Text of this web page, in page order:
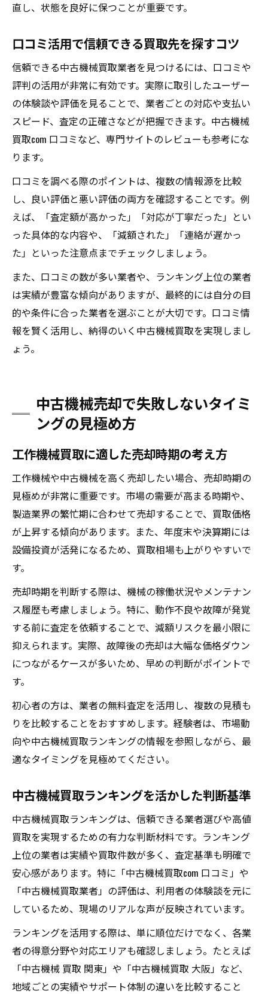
直し、状態を良好に保つことが重要です。
口コミ活用で信頼できる買取先を探すコツ
信頼できる中古機械買取業者を見つけるには、口コミや
評判の活用が非常に有効です。実際に取引したユーザー
の体験談や評価を見ることで、業者ごとの対応や支払い
スピード、査定の正確さなどが把握できます。中古機械
買取com 口コミなど、専門サイトのレビューも参考にな
ります。
口コミを調べる際のポイントは、複数の情報源を比較
し、良い評価と悪い評価の両方を確認することです。例
えば、「査定額が高かった」「対応が丁寧だった」とい
った具体的な内容や、「減額された」「連絡が遅かっ
た」といった注意点までチェックしましょう。
また、口コミの数が多い業者や、ランキング上位の業者
は実績が豊富な傾向がありますが、最終的には自分の目
的や条件に合った業者を選ぶことが大切です。口コミ情
報を賢く活用し、納得のいく中古機械買取を実現しまし
ょう。
中古機械売却で失敗しないタイミ
ングの見極め方
工作機械買取に適した売却時期の考え方
工作機械や中古機械を高く売却したい場合、売却時期の
見極めが非常に重要です。市場の需要が高まる時期や、
製造業界の繁忙期に合わせて売却することで、買取価格
が上昇する傾向があります。また、年度末や決算期には
設備投資が活発になるため、買取相場も上がりやすいで
す。
売却時期を判断する際は、機械の稼働状況やメンテナン
ス履歴も考慮しましょう。特に、動作不良や故障が発覚
する前に査定を依頼することで、減額リスクを最小限に
抑えられます。実際、故障後の売却は大幅な価格ダウン
につながるケースが多いため、早めの判断がポイントで
す。
初心者の方は、業者の無料査定を活用し、複数の見積も
りを比較することをおすすめします。経験者は、市場動
向や中古機械買取ランキングの情報を参照しながら、最
適なタイミングを見極めてください。
中古機械買取ランキングを活かした判断基準
中古機械買取ランキングは、信頼できる業者選びや高値
買取を実現するための有力な判断材料です。ランキング
上位の業者は実績や買取件数が多く、査定基準も明確で
安心感があります。特に「中古機械買取com 口コミ」や
「中古機械買取業者」の評価は、利用者の体験談を元に
しているため、現場のリアルな声が反映されています。
ランキングを活用する際は、単に順位だけでなく、各業
者の得意分野や対応エリアも確認しましょう。たとえば
「中古機械 買取 関東」や「中古機械買取 大阪」など、
地域ごとの実績やサポート体制の違いを比較すること